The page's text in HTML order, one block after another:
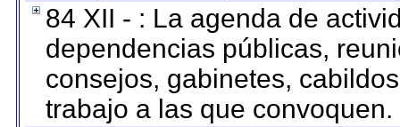
84 XII - : La agenda de
dependencias públicas,
consejos, gabinetes,
trabajo a las que convoquen.